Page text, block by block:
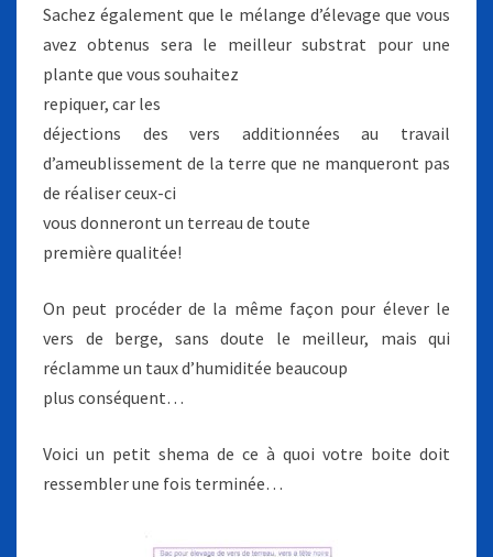
Sachez également que le mélange d’élevage que vous
avez obtenus sera le meilleur substrat pour une
plante que vous souhaitez
repiquer, car les
déjections des vers additionnées au travail
d’ameublissement de la terre que ne manqueront pas
de réaliser ceux-ci
vous donneront un terreau de toute
première qualitée!
On peut procéder de la même façon pour élever le
vers de berge, sans doute le meilleur, mais qui
réclamme un taux d’humiditée beaucoup
plus conséquent…
Voici un petit shema de ce à quoi votre boite doit
ressembler une fois terminée…